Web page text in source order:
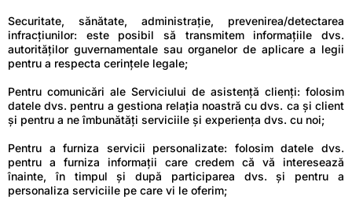
Securitate, sănătate, administrație, prevenirea/detectarea
infracțiunilor: este posibil să transmitem informațiile dvs.
autorităților guvernamentale sau organelor de aplicare a legii
pentru a respecta cerințele legale;
Pentru comunicări ale Serviciului de asistență clienți: folosim
datele dvs. pentru a gestiona relația noastră cu dvs. ca și client
și pentru a ne îmbunătăți serviciile și experiența dvs. cu noi;
Pentru a furniza servicii personalizate: folosim datele dvs.
pentru a furniza informații care credem că vă interesează
înainte, în timpul și după participarea dvs. și pentru a
personaliza serviciile pe care vi le oferim;